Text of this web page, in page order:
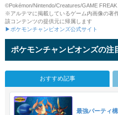
©Pokémon/Nintendo/Creatures/GAME FREAK
※アルテマに掲載しているゲーム内画像の著
該コンテンツの提供元に帰属します
▶ポケモンチャンピオンズ公式サイト
ポケモンチャンピオンズの注
おすすめ記事
最強パーティ